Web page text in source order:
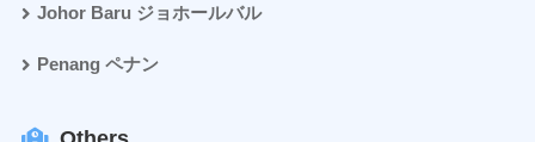
Johor Baru ジョホールバル
Penang ペナン